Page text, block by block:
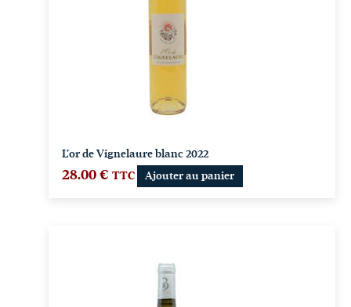
L’or de Vignelaure blanc 2022
28.00 € TTC Ajouter au panier